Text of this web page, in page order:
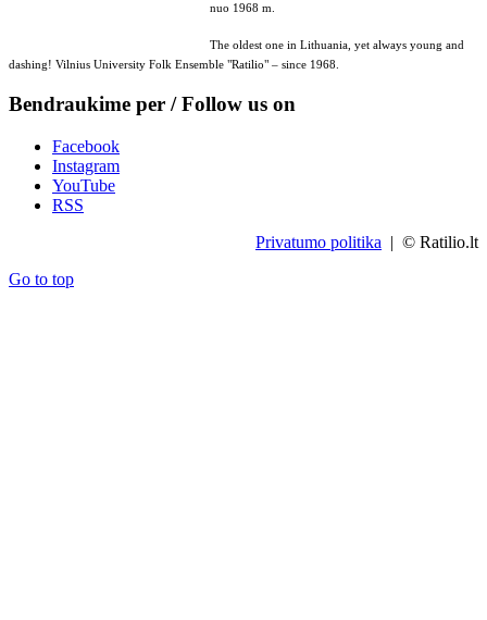
nuo 1968 m.
The oldest one in Lithuania, yet always young and
dashing! Vilnius University Folk Ensemble "Ratilio" – since 1968.
Bendraukime per / Follow us on
Facebook
Instagram
YouTube
RSS
Privatumo politika | © Ratilio.lt
Go to top